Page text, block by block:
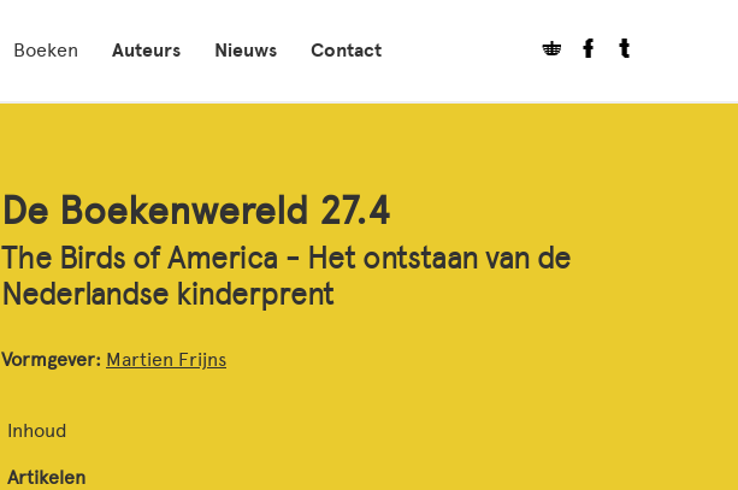
Boeken Auteurs Nieuws Contact
De Boekenwereld 27.4
The Birds of America - Het ontstaan van de
Nederlandse kinderprent
Vormgever: Martien Frijns
Inhoud
Artikelen